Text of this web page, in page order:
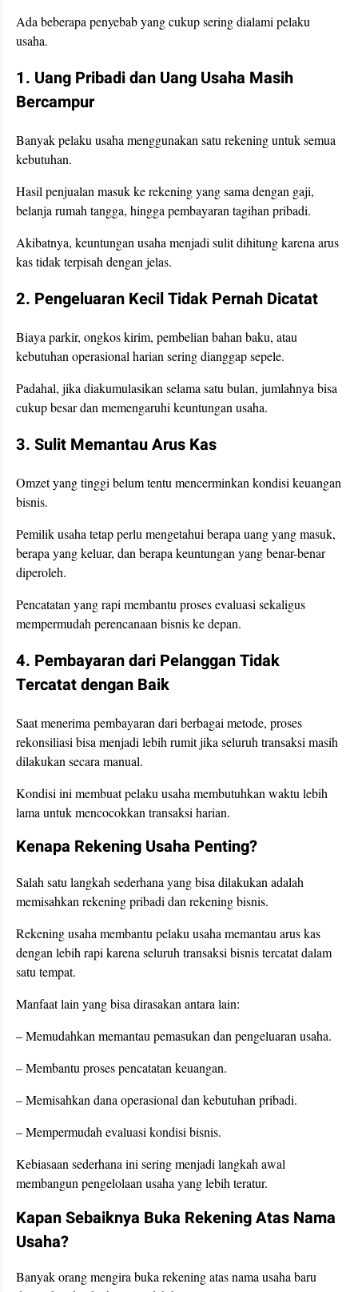
Ada beberapa penyebab yang cukup sering dialami pelaku
usaha.
1. Uang Pribadi dan Uang Usaha Masih
Bercampur
Banyak pelaku usaha menggunakan satu rekening untuk semua
kebutuhan.
Hasil penjualan masuk ke rekening yang sama dengan gaji,
belanja rumah tangga, hingga pembayaran tagihan pribadi.
Akibatnya, keuntungan usaha menjadi sulit dihitung karena arus
kas tidak terpisah dengan jelas.
2. Pengeluaran Kecil Tidak Pernah Dicatat
Biaya parkir, ongkos kirim, pembelian bahan baku, atau
kebutuhan operasional harian sering dianggap sepele.
Padahal, jika diakumulasikan selama satu bulan, jumlahnya bisa
cukup besar dan memengaruhi keuntungan usaha.
3. Sulit Memantau Arus Kas
Omzet yang tinggi belum tentu mencerminkan kondisi keuangan
bisnis.
Pemilik usaha tetap perlu mengetahui berapa uang yang masuk,
berapa yang keluar, dan berapa keuntungan yang benar-benar
diperoleh.
Pencatatan yang rapi membantu proses evaluasi sekaligus
mempermudah perencanaan bisnis ke depan.
4. Pembayaran dari Pelanggan Tidak
Tercatat dengan Baik
Saat menerima pembayaran dari berbagai metode, proses
rekonsiliasi bisa menjadi lebih rumit jika seluruh transaksi masih
dilakukan secara manual.
Kondisi ini membuat pelaku usaha membutuhkan waktu lebih
lama untuk mencocokkan transaksi harian.
Kenapa Rekening Usaha Penting?
Salah satu langkah sederhana yang bisa dilakukan adalah
memisahkan rekening pribadi dan rekening bisnis.
Rekening usaha membantu pelaku usaha memantau arus kas
dengan lebih rapi karena seluruh transaksi bisnis tercatat dalam
satu tempat.
Manfaat lain yang bisa dirasakan antara lain:
– Memudahkan memantau pemasukan dan pengeluaran usaha.
– Membantu proses pencatatan keuangan.
– Memisahkan dana operasional dan kebutuhan pribadi.
– Mempermudah evaluasi kondisi bisnis.
Kebiasaan sederhana ini sering menjadi langkah awal
membangun pengelolaan usaha yang lebih teratur.
Kapan Sebaiknya Buka Rekening Atas Nama
Usaha?
Banyak orang mengira buka rekening atas nama usaha baru